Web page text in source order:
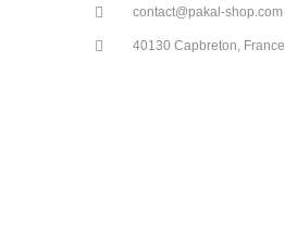
contact@pakal-shop.com
40130 Capbreton, France